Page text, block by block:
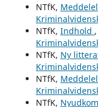
NTfK,
NTfK, Indhold ,
NTfK, Ny
NTfK,
NTfK,